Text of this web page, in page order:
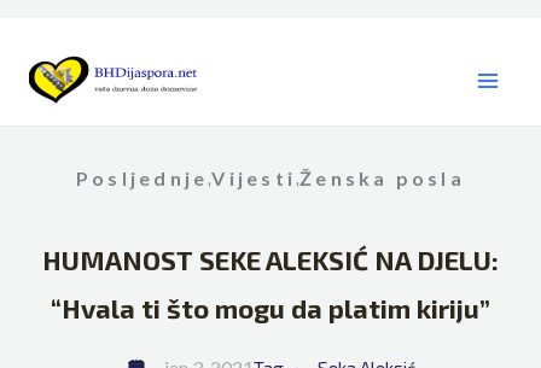
content
Posljednje ,Vijesti ,Ženska posla
HUMANOST SEKE ALEKSIĆ NA DJELU:
“Hvala ti što mogu da platim kiriju”